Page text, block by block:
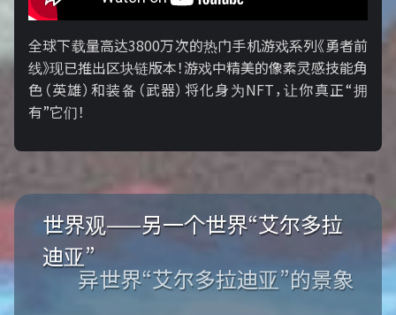
全球下载量高达3800万次的热门手机游戏系列《勇者前
线》现已推出区块链版本！游戏中精美的像素灵感技能角
色（英雄）和装备（武器）将化身为NFT，让你真正“拥
有”它们！
世界观——另一个世界“艾尔多拉
迪亚”
异世界“艾尔多拉迪亚”的景象